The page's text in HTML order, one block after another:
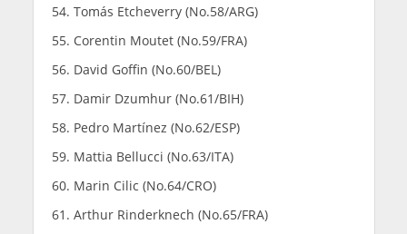
Tomás Etcheverry (No.58/ARG)
Corentin Moutet (No.59/FRA)
David Goffin (No.60/BEL)
Damir Dzumhur (No.61/BIH)
Pedro Martínez (No.62/ESP)
Mattia Bellucci (No.63/ITA)
Marin Cilic (No.64/CRO)
Arthur Rinderknech (No.65/FRA)